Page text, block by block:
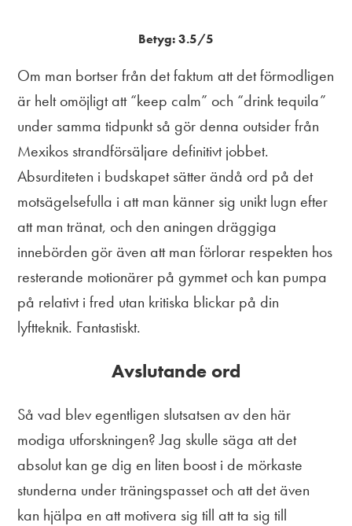
Betyg: 3.5/5
Om man bortser från det faktum att det förmodligen
är helt omöjligt att “keep calm” och “drink tequila”
under samma tidpunkt så gör denna outsider från
Mexikos strandförsäljare definitivt jobbet.
Absurditeten i budskapet sätter ändå ord på det
motsägelsefulla i att man känner sig unikt lugn efter
att man tränat, och den aningen dräggiga
innebörden gör även att man förlorar respekten hos
resterande motionärer på gymmet och kan pumpa
på relativt i fred utan kritiska blickar på din
lyftteknik. Fantastiskt.
Avslutande ord
Så vad blev egentligen slutsatsen av den här
modiga utforskningen? Jag skulle säga att det
absolut kan ge dig en liten boost i de mörkaste
stunderna under träningspasset och att det även
kan hjälpa en att motivera sig till att ta sig till